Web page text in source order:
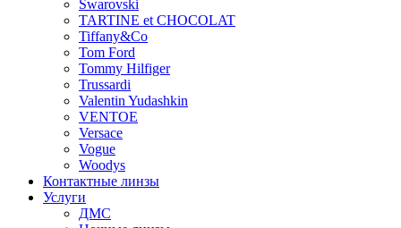
Swarovski
TARTINE et CHOCOLAT
Tiffany&Co
Tom Ford
Tommy Hilfiger
Trussardi
Valentin Yudashkin
VENTOE
Versace
Vogue
Woodys
Контактные линзы
Услуги
ДМС